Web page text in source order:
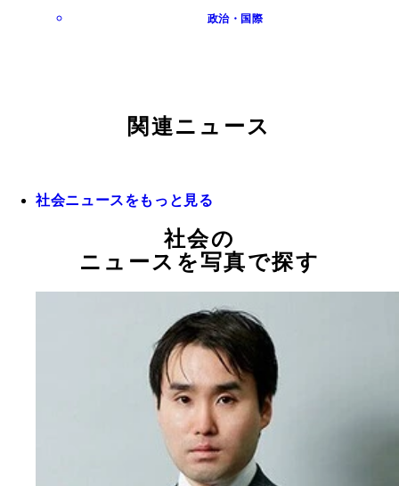
政治・国際
関連ニュース
社会ニュースをもっと見る
社会の
ニュースを写真で探す